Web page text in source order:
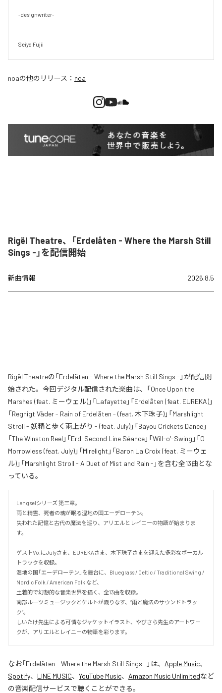
-designwriter-
Seiya Fujii
noaの他のリリース： noa
Rigël Theatre、「Erdelåten - Where the Marsh Still
Sings -」を配信開始
新曲情報 2026.8.5
Rigël Theatreの「Erdelåten - Where the Marsh Still Sings -」が配信開
始された。今回デジタル配信された楽曲は、「Once Upon the
Marshes (feat. ミーウェル)」「Lafayette」「Erdelåten (feat. EUREKA)」
「Regnigt Väder - Rain of Erdelåten - (feat. 木下珠子)」「Marshlight
Stroll - 妖精と歩く雨上がり - (feat. July)」「Bayou Crickets Dance」
「The Winston Reel」「Erd. Second Line Séance」「Will-o'-Swing」「O
Morrowless (feat. July)」「Mirelight」「Baron La Croix (feat. ミーウェ
ル)」「Marshlight Stroll - A Duet of Mist and Rain -」を含む全13曲とな
っている。
Lengselシリーズ 第三章。
雨と精霊、死者の魂が眠る湿地の国エーデローテン。
失われた記憶と古代の魔法を巡り、アリエルとレイニーの物語が始まりま
す。
ゲストVo.にJulyさま、EUREKAさま、木下珠子さまを迎えた多彩なボーカル
トラックを収録。
湿地の国「エーデローテン」を舞台に、Bluegrass / Celtic / Traditional Swing /
Nordic Folk / American Folk など、
土着的で幻想的な音楽世界を描く、全13曲を収録。
南部ルーツミュージックとケルトが織りなす、“雨と魔法のサウンドトラッ
ク”。
しいたけ先生による可憐なジャケットイラスト、やびさら先生のアートワー
クが、アリエルとレイニーの物語を彩ります。
なお「Erdelåten - Where the Marsh Still Sings - 」は、 Apple Music、
Spotify、 LINE MUSIC、 YouTube Music、 Amazon Music Unlimitedなど
の音楽配信サービスで聴くことができる。